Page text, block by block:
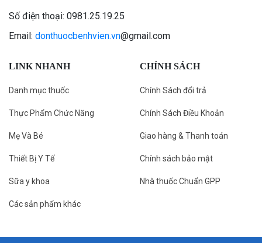
Số điện thoại: 0981.25.19.25
Email: donthuocbenhvien.vn@gmail.com
LINK NHANH
Danh mục thuốc
Thực Phẩm Chức Năng
Mẹ Và Bé
Thiết Bị Y Tế
Sữa y khoa
Các sản phẩm khác
CHÍNH SÁCH
Chính Sách đổi trả
Chính Sách Điều Khoản
Giao hàng & Thanh toán
Chính sách bảo mật
Nhà thuốc Chuẩn GPP